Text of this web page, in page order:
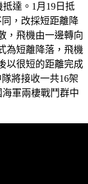
達。1月19日抵
，改採短距離降
，飛機由一邊轉向
為短離降落，飛機
以很短的距離完成
將接收一共16架
軍兩棲戰鬥群中